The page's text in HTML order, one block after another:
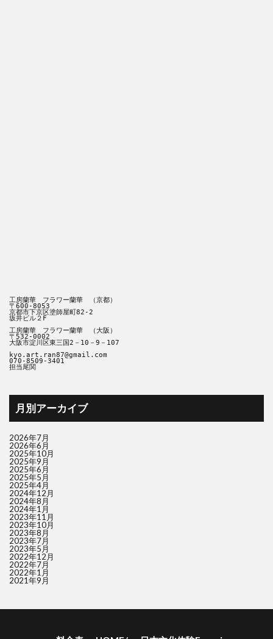
工房蘭華　フラワー蘭華　（京都）
〒600-8053
京都市下京区塗師屋町82‐2
坂井ビル２F
工房蘭華　フラワー蘭華　（大阪）
〒532-0002
大阪市淀川区東三国2－10－9－107
kyo.art.ran87@gmail.com
070-8509-3401
担当尾関
月別アーカイブ
2026年7月
2026年6月
2025年10月
2025年9月
2025年6月
2025年5月
2025年4月
2024年12月
2024年8月
2024年1月
2023年11月
2023年10月
2023年8月
2023年7月
2023年5月
2022年12月
2022年7月
2022年1月
2021年9月